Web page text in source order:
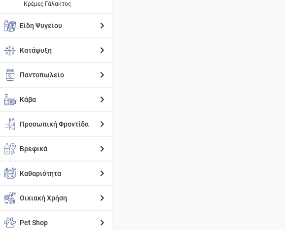
Κρέμες Γάλακτος
Είδη Ψυγείου
Κατάψυξη
Παντοπωλείο
Κάβα
Προσωπική Φροντίδα
Βρεφικά
Καθαριότητα
Οικιακή Χρήση
Pet Shop